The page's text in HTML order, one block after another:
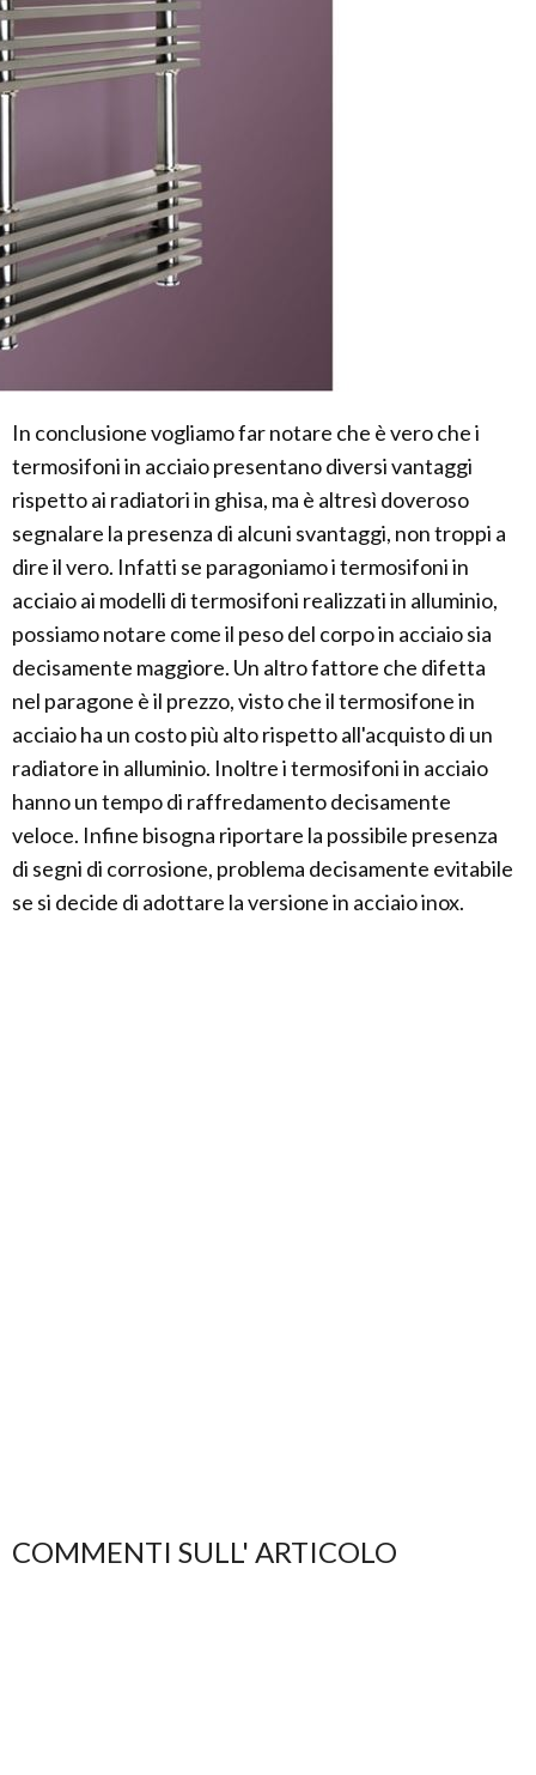
In conclusione vogliamo far notare che è vero che i
termosifoni in acciaio presentano diversi vantaggi
rispetto ai radiatori in ghisa, ma è altresì doveroso
segnalare la presenza di alcuni svantaggi, non troppi a
dire il vero. Infatti se paragoniamo i termosifoni in
acciaio ai modelli di termosifoni realizzati in alluminio,
possiamo notare come il peso del corpo in acciaio sia
decisamente maggiore. Un altro fattore che difetta
nel paragone è il prezzo, visto che il termosifone in
acciaio ha un costo più alto rispetto all'acquisto di un
radiatore in alluminio. Inoltre i termosifoni in acciaio
hanno un tempo di raffredamento decisamente
veloce. Infine bisogna riportare la possibile presenza
di segni di corrosione, problema decisamente evitabile
se si decide di adottare la versione in acciaio inox.
COMMENTI SULL' ARTICOLO